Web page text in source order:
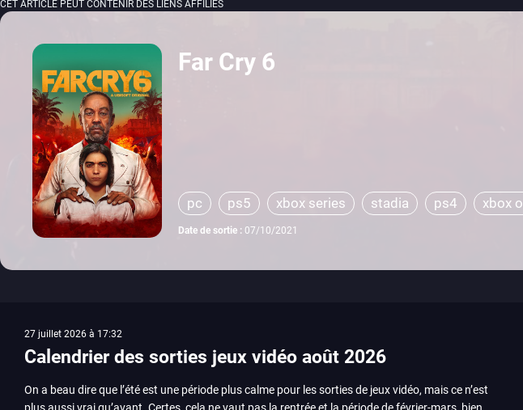
CET ARTICLE PEUT CONTENIR DES LIENS AFFILIÉS
Far Cry 6
pc ps5 xbox series stadia ps4 xbox
Date de sortie : 07/10/2021
27 juillet 2026 à 17:32
Calendrier des sorties jeux vidéo août 2026
On a beau dire que l’été est une période plus calme pour les sorties de jeux vidéo, mais ce n’est